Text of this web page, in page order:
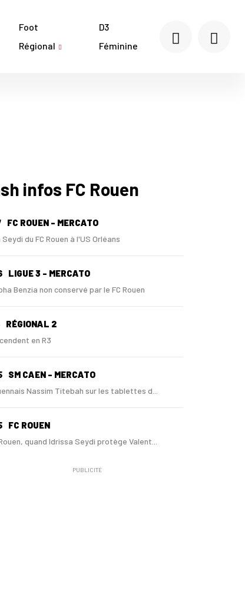
Foot
Régional
D3
Féminine
infos FC Rouen
FC ROUEN - MERCATO
du FC Rouen à l'US Orléans
LIGUE 3 - MERCATO
Benzia non conservé par le FC Rouen
RÉGIONAL 2
en R3
SM CAEN - MERCATO
Nassim Titebah sur les tablettes d...
FC ROUEN
quand Idrissa Seydi protège Valent...
PUBLICITÉ